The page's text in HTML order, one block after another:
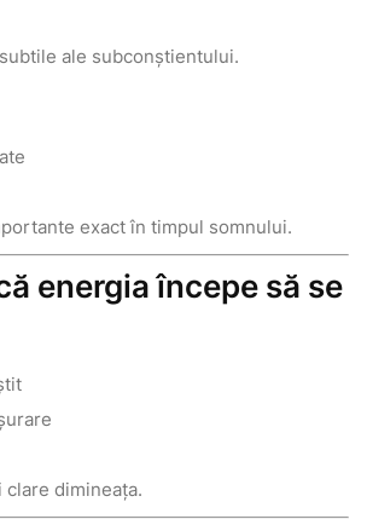
ale subconștientului.
exact în timpul somnului.
energia începe să se
clare dimineața.